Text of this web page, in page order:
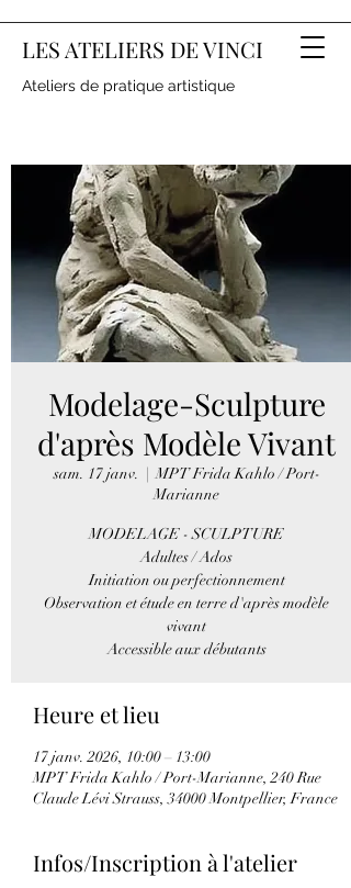
LES ATELIERS DE VINCI
Ateliers de pratique artistique
Modelage-Sculpture
d'après Modèle Vivant
sam. 17 janv.
  |
MPT Frida Kahlo / Port-
Marianne
MODELAGE - SCULPTURE
Adultes / Ados
Initiation ou perfectionnement
Observation et étude en terre d'après modèle
vivant
Accessible aux débutants
Heure et lieu
17 janv. 2026, 10:00 – 13:00
MPT Frida Kahlo / Port-Marianne, 240 Rue
Claude Lévi Strauss, 34000 Montpellier, France
Infos/Inscription à l'atelier